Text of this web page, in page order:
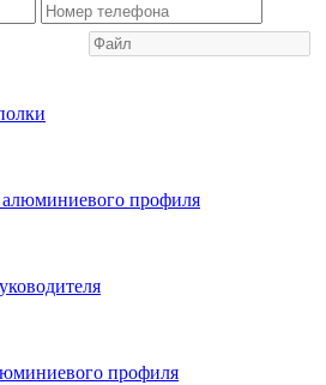
алюминиевого профиля
профиля